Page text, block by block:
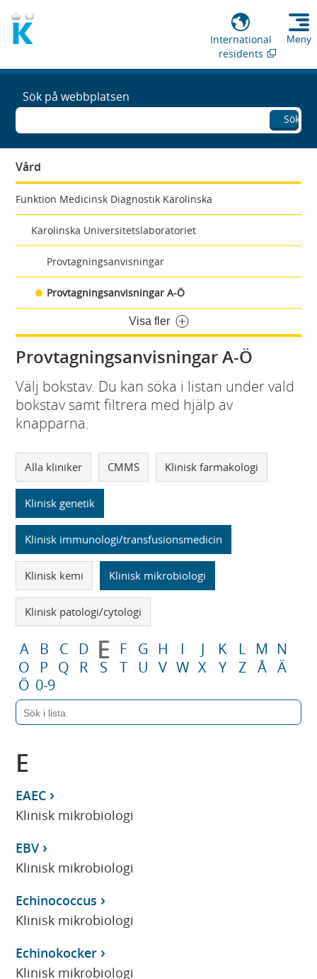
International
residents
Meny
Sök på webbplatsen
Sök
Vård
Funktion Medicinsk Diagnostik Karolinska
Karolinska Universitetslaboratoriet
Provtagningsanvisningar
Provtagningsanvisningar A-Ö
Visa fler
Provtagningsanvisningar A-Ö
Välj bokstav. Du kan söka i listan under vald
bokstav samt filtrera med hjälp av
knapparna.
Alla kliniker CMMS Klinisk farmakologi
Klinisk genetik
Klinisk immunologi/transfusionsmedicin
Klinisk kemi Klinisk mikrobiologi
Klinisk patologi/cytologi
A B C D E F G H I J K L M N
O
P Q R S T U V W X Y Z Å Ä
Ö 0-9
E
EAEC
Klinisk mikrobiologi
EBV
Klinisk mikrobiologi
Echinococcus
Klinisk mikrobiologi
Echinokocker
Klinisk mikrobiologi